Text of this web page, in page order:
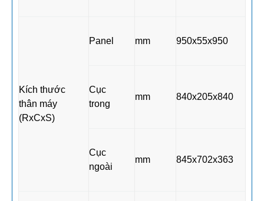
Kích thước
thân máy
(RxCxS)
Panel mm 950x55x950
Cục
trong
mm 840x205x840
Cục
ngoài
mm 845x702x363